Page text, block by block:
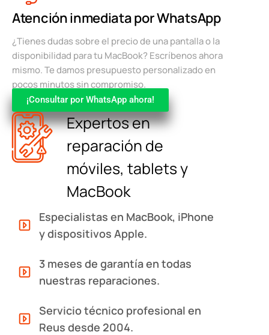
Atención inmediata por WhatsApp
¿Tienes dudas sobre el precio de una pantalla o la
disponibilidad para tu MacBook? Escríbenos ahora
mismo. Te damos presupuesto personalizado en
pocos minutos sin compromiso.
¡Consultar por WhatsApp ahora!
Expertos en
reparación de
móviles, tablets y
MacBook
Especialistas en MacBook, iPhone
y dispositivos Apple.
3 meses de garantía en todas
nuestras reparaciones.
Servicio técnico profesional en
Reus desde 2004.